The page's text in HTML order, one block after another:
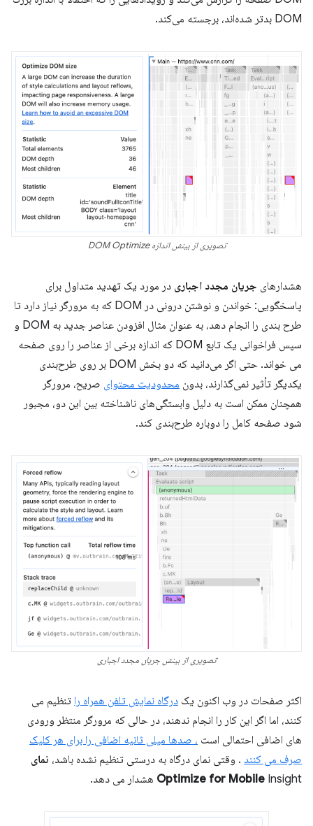
DOM بدتر شده‌اند، برجسته می‌کند.
تصویری از بینش اندازه DOM Optimize
هشدارهای جریان مجدد اجباری در مورد یک تهدید متداول برای
پاسخگویی: خواندن و نوشتن درونی در DOM که به مرورگر نیاز دارد تا
طرح بندی را انجام دهد، به عنوان مثال افزودن عناصر جدید به DOM و
سپس فراخوانی یک تابع DOM که اندازه برخی از عناصر را روی صفحه
می خواند. حتی اگر می‌دانید که دو بخش DOM بر روی طرح‌بندی
یکدیگر تأثیر نمی‌گذارند، بدون محدودیت محتوای صریح، مرورگر
همچنان ممکن است به دلیل وابستگی‌های ناشناخته بین این دو، مجبور
شود صفحه کامل را دوباره طرح‌بندی کند.
تصویری از بینش جریان مجدد اجباری
اکثر صفحات در وب اکنون یک درگاه نمایش تلفن همراه را تنظیم می
کنند، اما اگر این کار را انجام ندهند، در حالی که مرورگر منتظر ورودی
های اضافی احتمالی است ، صدها میلی ثانیه اضافی را برای هر کلیک
صرف می کنند . وقتی نمای درگاه به درستی تنظیم نشده باشد، نمای
Optimize for Mobile Insight هشدار می دهد.